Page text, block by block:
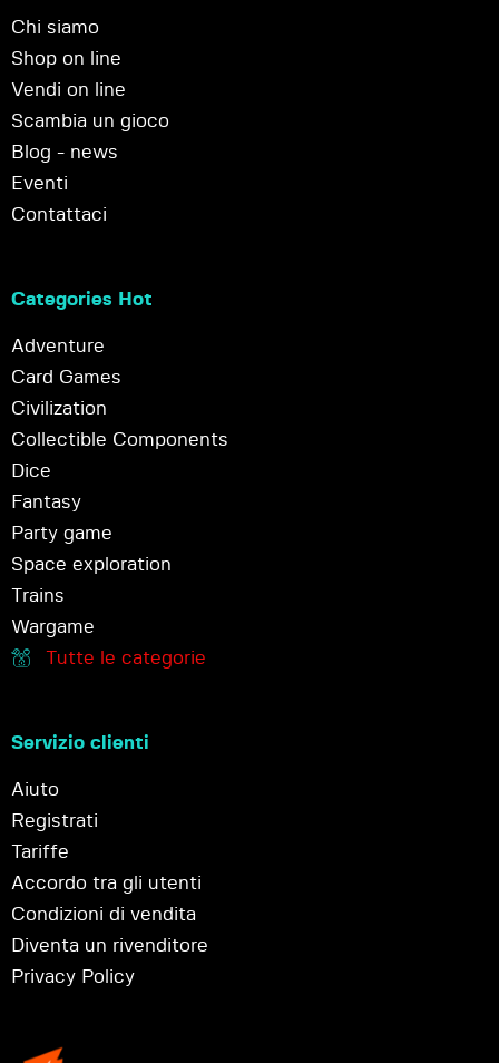
Chi siamo
Shop on line
Vendi on line
Scambia un gioco
Blog - news
Eventi
Contattaci
Categories Hot
Adventure
Card Games
Civilization
Collectible Components
Dice
Fantasy
Party game
Space exploration
Trains
Wargame
Tutte le categorie
Servizio clienti
Aiuto
Registrati
Tariffe
Accordo tra gli utenti
Condizioni di vendita
Diventa un rivenditore
Privacy Policy